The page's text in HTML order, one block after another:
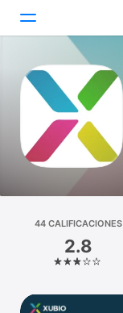
Hoy
Juegos
Apps
Arcade
Plataforma
iPhone
iPad
44 CALIFICACIONES
2.8